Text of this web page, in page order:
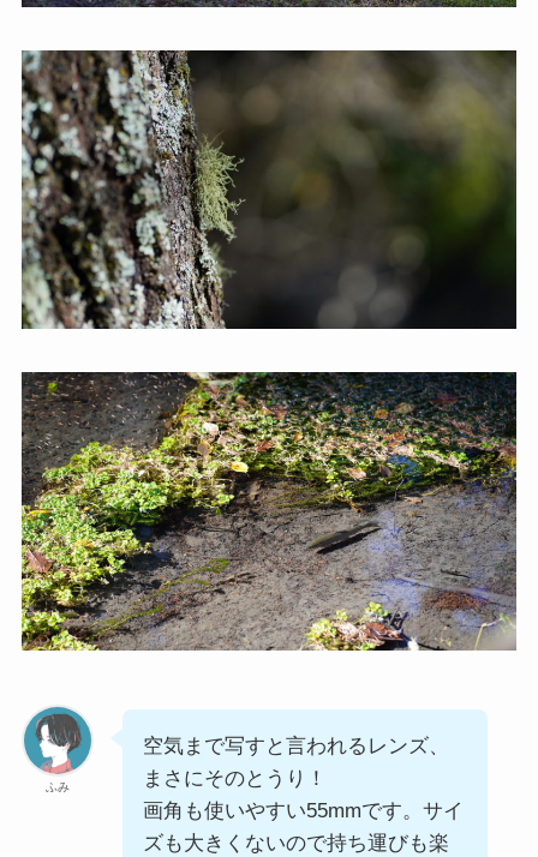
ふみ
空気まで写すと言われるレンズ、
まさにそのとうり！
画角も使いやすい55mmです。サイ
ズも大きくないので持ち運びも楽